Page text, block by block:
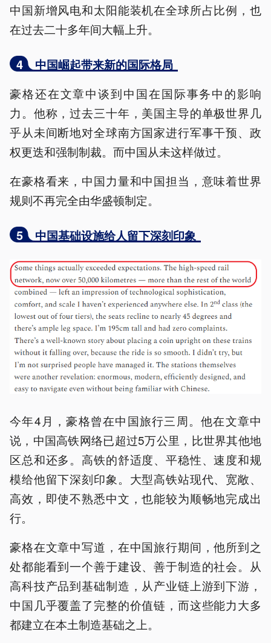
中国新增风电和太阳能装机在全球所占比例，也
在过去二十多年间大幅上升。
4
中国崛起带来新的国际格局
豪格还在文章中谈到中国在国际事务中的影响
力。他称，过去三十年，美国主导的单极世界几
乎从未间断地对全球南方国家进行军事干预、政
权更迭和强制制裁。而中国从未这样做过。
在豪格看来，中国力量和中国担当，意味着世界
规则不再完全由华盛顿制定。
5 中国基础设施给人留下深刻印象
今年4月，豪格曾在中国旅行三周。他在文章中
说，中国高铁网络已超过5万公里，比世界其他地
区总和还多。高铁的舒适度、平稳性、速度和规
模给他留下深刻印象。大型高铁站现代、宽敞、
高效，即使不熟悉中文，也能较为顺畅地完成出
行。
豪格在文章中写道，在中国旅行期间，他所到之
处都能看到一个善于建设、善于制造的社会。从
高科技产品到基础制造，从产业链上游到下游，
中国几乎覆盖了完整的价值链，而这些能力大多
都建立在本土制造基础之上。